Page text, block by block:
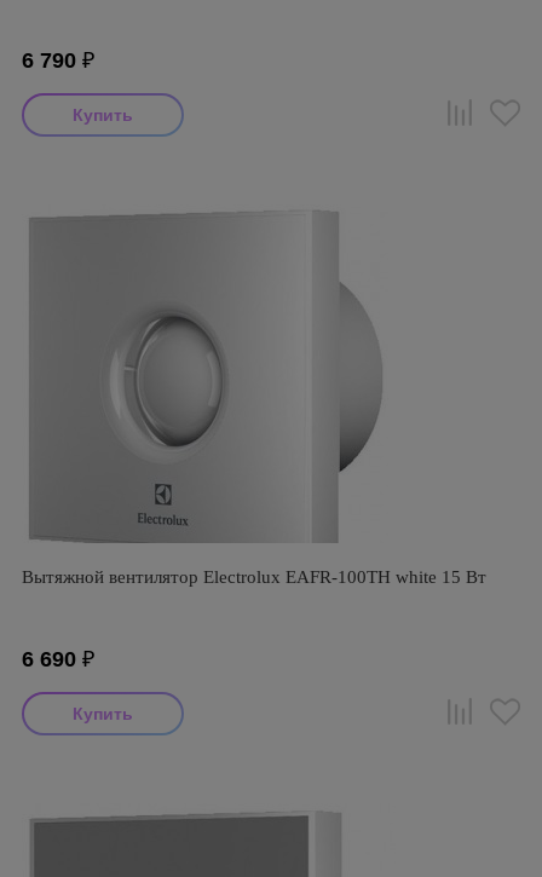
6 790 ₽
Вытяжной вентилятор Electrolux EAFR-100TH white 15 Вт
6 690 ₽